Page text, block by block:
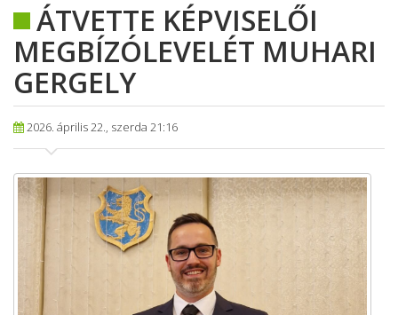
ÁTVETTE KÉPVISELŐI
MEGBÍZÓLEVELÉT MUHARI
GERGELY
2026. április 22., szerda 21:16